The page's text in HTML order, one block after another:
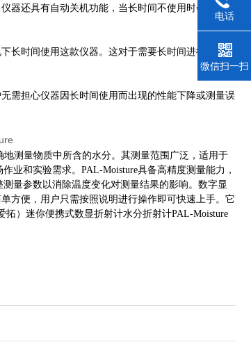
器还具有自动关机功能，当长时间不使用时会自动关
长时间使用这款仪器。这对于需要长时间进行测量的
需担心仪器因长时间使用而出现的性能下降或测量误
测量物质中所含的水分。其测量范围广泛，适用于
业和实验需求。PAL-Moisture具备高精度测量能力，
量参数以消除温度变化对测量结果的影响。数字显
方便，用户只需按照说明进行操作即可快速上手。它
）迷你便携式数显折射计水分折射计PAL-Moisture
电话
微信扫一扫